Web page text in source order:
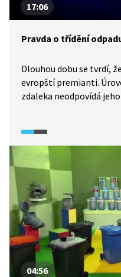
17:06
Pravda o třídění
Dlouhou dobu se tvrdí,
evropští premianti.
zdaleka neodpovídá
úrovní separace odpadu
odpadu ze žlutých
04:56